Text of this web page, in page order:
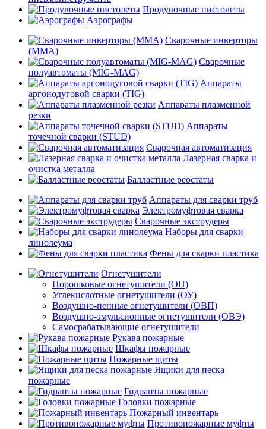
Продувочные пистолеты
Аэрографы
Сварочные инверторы
(MMA)
Сварочные
полуавтоматы (MIG-MAG)
Аппараты
аргонодуговой сварки (TIG)
Аппараты плазменной
резки
Аппараты
точечной сварки (STUD)
Сварочная автоматизация
Лазерная сварка и
очистка металла
Балластные реостаты
Аппараты для сварки труб
Электромуфтовая сварка
Сварочные экструдеры
Наборы для сварки
линолеума
Фены для сварки пластика
Огнетушители
Порошковые огнетушители (ОП)
Углекислотные огнетушители (ОУ)
Воздушно-пенные огнетушители (ОВП)
Воздушно-эмульсионные огнетушители (ОВЭ)
Самосрабатывающие огнетушители
Рукава пожарные
Шкафы пожарные
Пожарные щиты
Ящики для песка
пожарные
Гидранты пожарные
Головки пожарные
Пожарный инвентарь
Противопожарные муфты